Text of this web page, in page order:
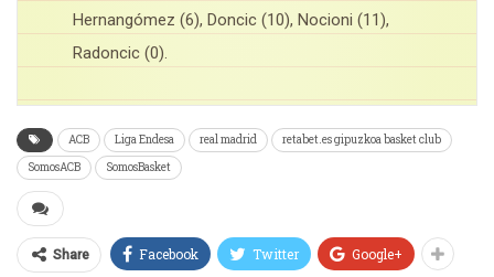
Hernangómez (6), Doncic (10), Nocioni (11),
Radoncic (0).
ACB Liga Endesa real madrid
retabet.es gipuzkoa basket club
SomosACB
SomosBasket
Share Facebook Twitter Google+